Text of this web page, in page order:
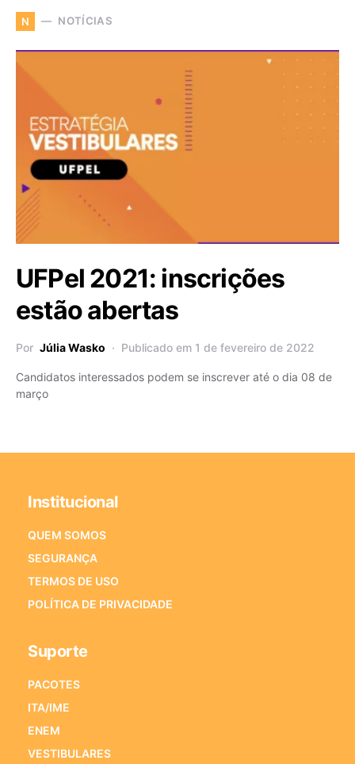
N NOTÍCIAS
UFPel 2021: inscrições
estão abertas
Por Júlia Wasko Publicado em 1 de fevereiro de 2022
Candidatos interessados podem se inscrever até o dia 08 de
março
Institucional
QUEM SOMOS
SEGURANÇA
TERMOS DE USO
POLÍTICA DE PRIVACIDADE
Suporte
PACOTES
ITA/IME
ENEM
VESTIBULARES